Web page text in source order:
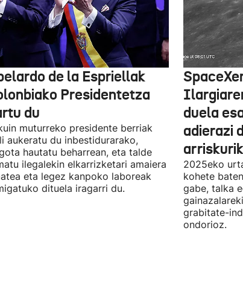
de la Espriellak
Presidentetza
du
muturreko presidente berriak
aukeratu du inbestidurarako,
hautatu beharrean, eta talde
ilegalekin elkarrizketari amaiera
eta legez kanpoko laboreak
dituela iragarri du.
duela
adierazi
2025eko
kohete
gabe, talka
grabitate-
ondorioz.